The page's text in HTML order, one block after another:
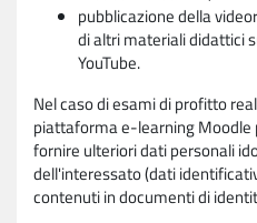
pubblicazione della
di altri materiali didattici
YouTube.
Nel caso di esami di profitto
piattaforma e-learning Moodle
fornire ulteriori dati personali
dell'interessato (dati
contenuti in documenti di